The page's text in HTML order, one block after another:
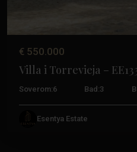
€ 550.000
Villa i Torrevieja –
Soverom:6 Bad:3
Esentya Estate